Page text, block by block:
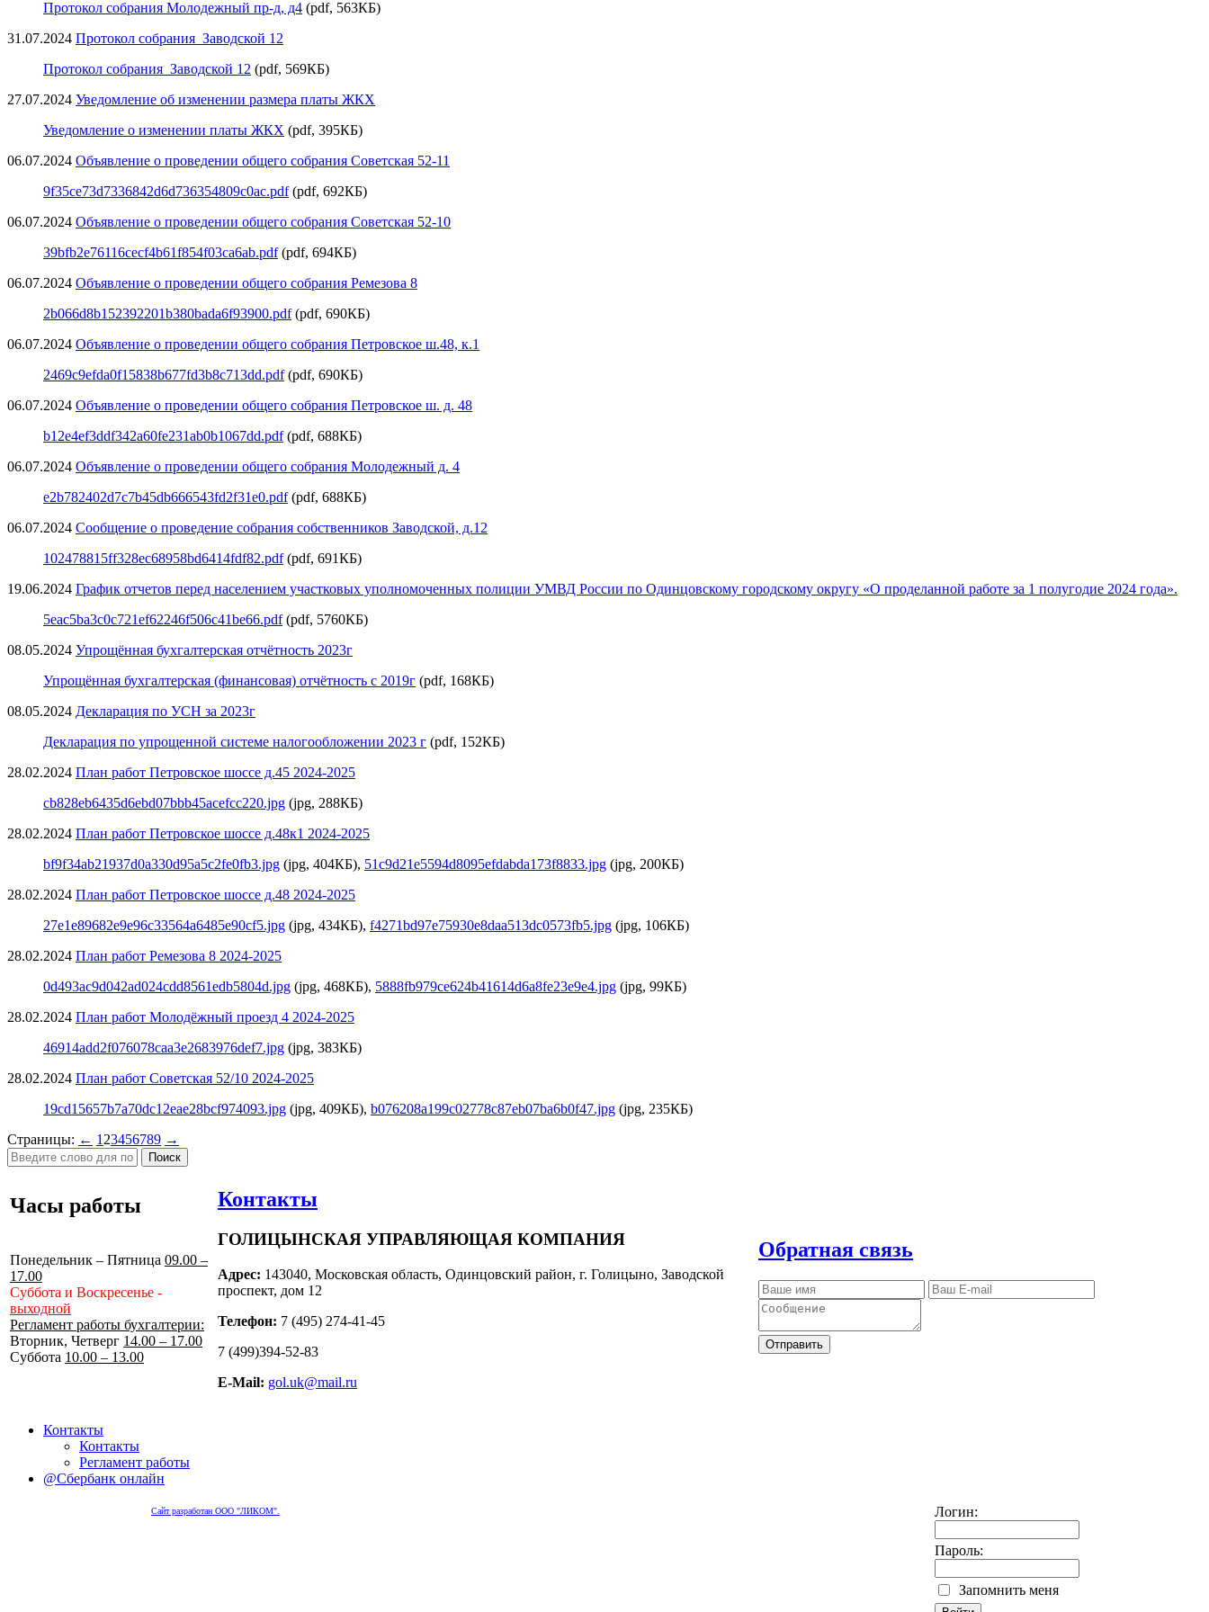
Протокол собрания Молодежный пр-д, д4 (pdf, 563КБ)
31.07.2024 Протокол собрания_Заводской 12
Протокол собрания_Заводской 12 (pdf, 569КБ)
27.07.2024 Уведомление об изменении размера платы ЖКХ
Уведомление о изменении платы ЖКХ (pdf, 395КБ)
06.07.2024 Объявление о проведении общего собрания Советская 52-11
9f35ce73d7336842d6d736354809c0ac.pdf(pdf, 692КБ)
06.07.2024 Объявление о проведении общего собрания Советская 52-10
39bfb2e76116cecf4b61f854f03ca6ab.pdf(pdf, 694КБ)
06.07.2024 Объявление о проведении общего собрания Ремезова 8
2b066d8b152392201b380bada6f93900.pdf(pdf, 690КБ)
06.07.2024 Объявление о проведении общего собрания Петровское ш.48, к.1
2469c9efda0f15838b677fd3b8c713dd.pdf(pdf, 690КБ)
06.07.2024 Объявление о проведении общего собрания Петровское ш. д. 48
b12e4ef3ddf342a60fe231ab0b1067dd.pdf(pdf, 688КБ)
06.07.2024 Объявление о проведении общего собрания Молодежный д. 4
e2b782402d7c7b45db666543fd2f31e0.pdf(pdf, 688КБ)
06.07.2024 Сообщение о проведение собрания собственников Заводской, д.12
102478815ff328ec68958bd6414fdf82.pdf(pdf, 691КБ)
19.06.2024 График отчетов перед населением участковых уполномоченных полиции УМВД России по Одинцовскому городскому округу «О проделанной работе за 1 полугодие 2024 года».
5eac5ba3c0c721ef62246f506c41be66.pdf(pdf, 5760КБ)
08.05.2024 Упрощённая бухгалтерская отчётность 2023г
Упрощённая бухгалтерская (финансовая) отчётность с 2019г (pdf, 168КБ)
08.05.2024 Декларация по УСН за 2023г
Декларация по упрощенной системе налогообложении 2023 г (pdf, 152КБ)
28.02.2024 План работ Петровское шоссе д.45 2024-2025
cb828eb6435d6ebd07bbb45acefcc220.jpg (jpg, 288КБ)
28.02.2024 План работ Петровское шоссе д.48к1 2024-2025
bf9f34ab21937d0a330d95a5c2fe0fb3.jpg (jpg, 404КБ), 51c9d21e5594d8095efdabda173f8833.jpg (jpg, 200КБ)
28.02.2024 План работ Петровское шоссе д.48 2024-2025
27e1e89682e9e96c33564a6485e90cf5.jpg (jpg, 434КБ), f4271bd97e75930e8daa513dc0573fb5.jpg (jpg, 106КБ)
28.02.2024 План работ Ремезова 8 2024-2025
0d493ac9d042ad024cdd8561edb5804d.jpg (jpg, 468КБ), 5888fb979ce624b41614d6a8fe23e9e4.jpg (jpg, 99КБ)
28.02.2024 План работ Молодёжный проезд 4 2024-2025
46914add2f076078caa3e2683976def7.jpg (jpg, 383КБ)
28.02.2024 План работ Советская 52/10 2024-2025
19cd15657b7a70dc12eae28bcf974093.jpg (jpg, 409КБ), b076208a199c02778c87eb07ba6b0f47.jpg (jpg, 235КБ)
Страницы: ← 1 23456789 →
Поиск
Часы работы
Понедельник – Пятница 09.00 –
17.00
Суббота и Воскресенье -
выходной
Регламент работы бухгалтерии:
Вторник, Четверг 14.00 – 17.00
Суббота 10.00 – 13.00
Контакты
ГОЛИЦЫНСКАЯ УПРАВЛЯЮЩАЯ КОМПАНИЯ
Адрес: 143040, Московская область, Одинцовский район, г. Голицыно, Заводской
проспект, дом 12
Телефон: 7 (495) 274-41-45
7 (499)394-52-83
E-Mail: gol.uk@mail.ru
Обратная связь
Отправить
Контакты
Контакты
Регламент работы
@Сбербанк онлайн
Логин:
Пароль:
Запомнить меня
Сайт разработан ООО "ЛИКОМ".